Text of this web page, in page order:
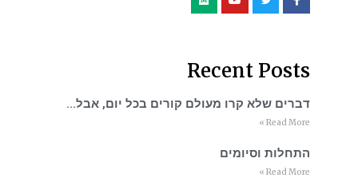
Recent Posts
דברים שלא קרו מעולם קורים בכל יום, אבל…
Read More »
התחלות וסיומים
Read More »